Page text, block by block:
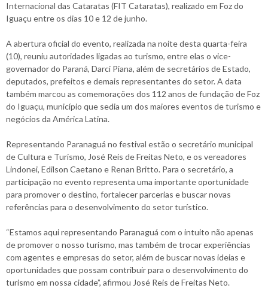
Internacional das Cataratas (FIT Cataratas), realizado em Foz do
Iguaçu entre os dias 10 e 12 de junho.
A abertura oficial do evento, realizada na noite desta quarta-feira
(10), reuniu autoridades ligadas ao turismo, entre elas o vice-
governador do Paraná, Darci Piana, além de secretários de Estado,
deputados, prefeitos e demais representantes do setor. A data
também marcou as comemorações dos 112 anos de fundação de Foz
do Iguaçu, município que sedia um dos maiores eventos de turismo e
negócios da América Latina.
Representando Paranaguá no festival estão o secretário municipal
de Cultura e Turismo, José Reis de Freitas Neto, e os vereadores
Lindonei, Edilson Caetano e Renan Britto. Para o secretário, a
participação no evento representa uma importante oportunidade
para promover o destino, fortalecer parcerias e buscar novas
referências para o desenvolvimento do setor turístico.
“Estamos aqui representando Paranaguá com o intuito não apenas
de promover o nosso turismo, mas também de trocar experiências
com agentes e empresas do setor, além de buscar novas ideias e
oportunidades que possam contribuir para o desenvolvimento do
turismo em nossa cidade”, afirmou José Reis de Freitas Neto.